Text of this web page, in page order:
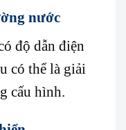
nước
độ dẫn điện
có thể là giải
cấu hình.